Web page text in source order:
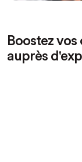
Boostez
auprès